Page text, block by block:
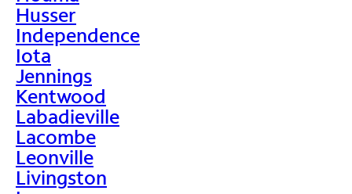
Husser
Independence
Iota
Jennings
Kentwood
Labadieville
Lacombe
Leonville
Livingston